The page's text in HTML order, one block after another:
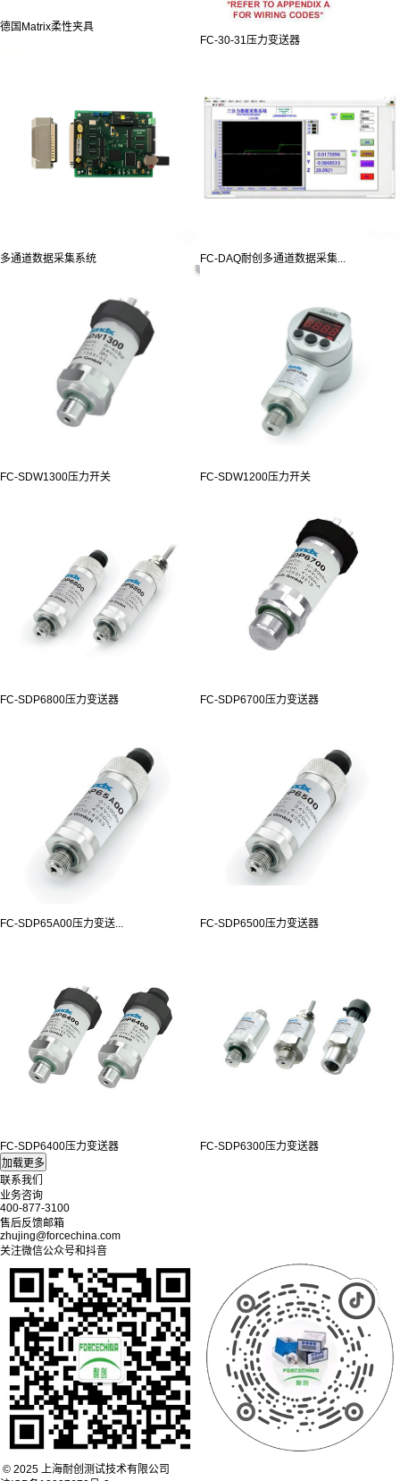
德国Matrix柔性夹具
FC-30-31压力变送器
多通道数据采集系统 FC-DAQ耐创多通道数据采集...
FC-SDW1300压力开关 FC-SDW1200压力开关
FC-SDP6800压力变送器 FC-SDP6700压力变送器
FC-SDP65A00压力变送... FC-SDP6500压力变送器
FC-SDP6400压力变送器 FC-SDP6300压力变送器
联系我们
业务咨询
400-877-3100
售后反馈邮箱
zhujing@forcechina.com
关注微信公众号和抖音
© 2025 上海耐创测试技术有限公司